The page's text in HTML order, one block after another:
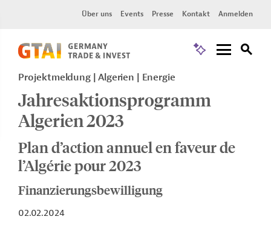
Über uns Events Presse Kontakt Anmelden
Projektmeldung Algerien Energie
Jahresaktionsprogramm
Algerien 2023
Plan d’action annuel en faveur de
l’Algérie pour 2023
Finanzierungsbewilligung
02.02.2024